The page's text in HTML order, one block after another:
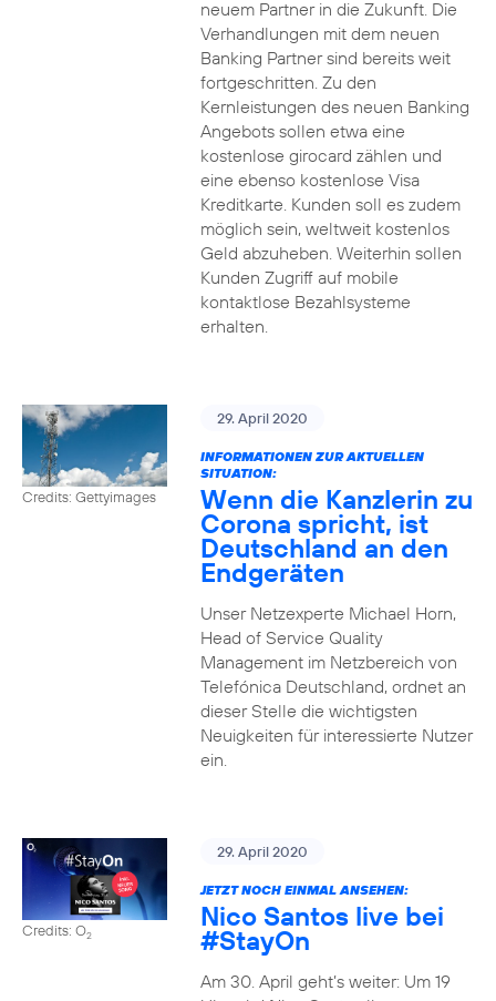
neuem Partner in die Zukunft. Die
Verhandlungen mit dem neuen
Banking Partner sind bereits weit
fortgeschritten. Zu den
Kernleistungen des neuen Banking
Angebots sollen etwa eine
kostenlose girocard zählen und
eine ebenso kostenlose Visa
Kreditkarte. Kunden soll es zudem
möglich sein, weltweit kostenlos
Geld abzuheben. Weiterhin sollen
Kunden Zugriff auf mobile
kontaktlose Bezahlsysteme
erhalten.
Credits: Gettyimages
29. April 2020
INFORMATIONEN ZUR AKTUELLEN
SITUATION:
Wenn die Kanzlerin zu
Corona spricht, ist
Deutschland an den
Endgeräten
Unser Netzexperte Michael Horn,
Head of Service Quality
Management im Netzbereich von
Telefónica Deutschland, ordnet an
dieser Stelle die wichtigsten
Neuigkeiten für interessierte Nutzer
ein.
Credits: O2
29. April 2020
JETZT NOCH EINMAL ANSEHEN:
Nico Santos live bei
#StayOn
Am 30. April geht’s weiter: Um 19